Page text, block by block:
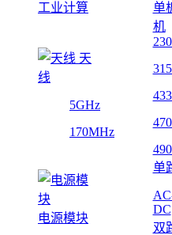
工业计算
单
机
天
线
5GHz
170MHz
电源模块
单
DC
双